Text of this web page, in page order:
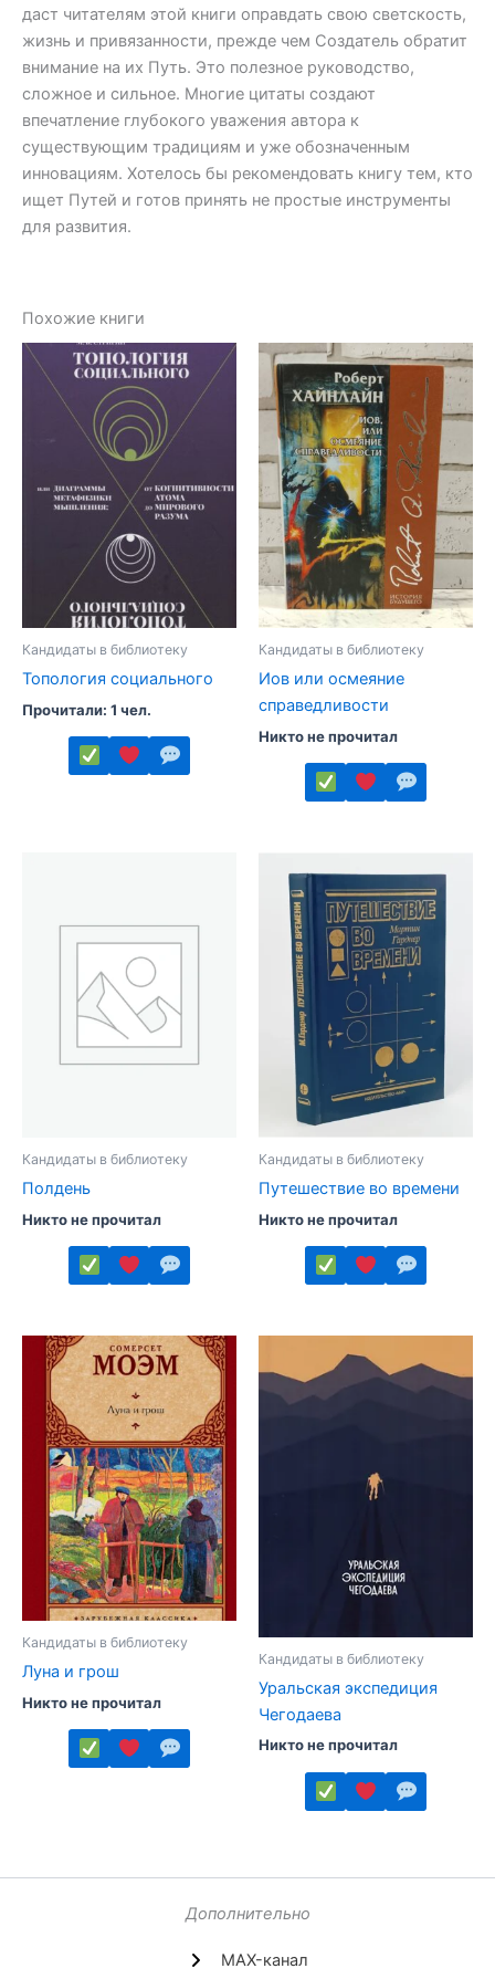
даст читателям этой книги оправдать свою светскость,
жизнь и привязанности, прежде чем Создатель обратит
внимание на их Путь. Это полезное руководство,
сложное и сильное. Многие цитаты создают
впечатление глубокого уважения автора к
существующим традициям и уже обозначенным
инновациям. Хотелось бы рекомендовать книгу тем, кто
ищет Путей и готов принять не простые инструменты
для развития.
Похожие книги
Кандидаты в библиотеку
Топология социального
Прочитали: 1 чел.
Опции
товара.
Кандидаты в библиотеку
Иов или осмеяние
справедливости
Никто не прочитал
имеет
несколько
вариаций.
Опции
можно
выбрать
странице
товара.
Кандидаты в библиотеку
Полдень
Никто не прочитал
товар
имеет
несколько
вариаций.
Опции
можно
выбрать
странице
товара.
Кандидаты в библиотеку
Путешествие во времени
Никто не прочитал
Кандидаты в библиотеку
Луна и грош
Никто не прочитал
Кандидаты в библиотеку
Уральская экспедиция
Чегодаева
Никто не прочитал
несколько
Опции
Дополнительно
MAX-канал